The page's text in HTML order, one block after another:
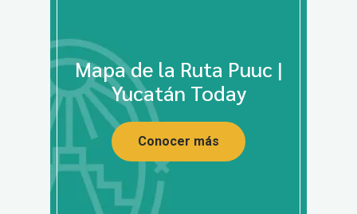
Mapa de la Ruta Puuc |
Yucatán Today
Conocer más